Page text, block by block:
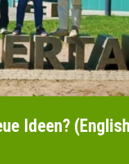
Ideen?